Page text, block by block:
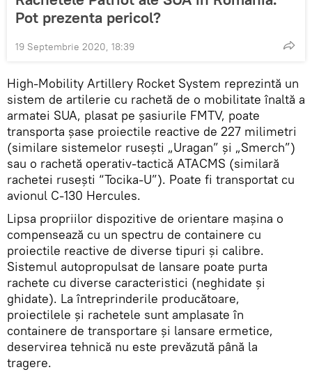
Pot prezenta pericol?
19 Septembrie 2020, 18:39
High-Mobility Artillery Rocket System reprezintă un
sistem de artilerie cu rachetă de o mobilitate înaltă a
armatei SUA, plasat pe șasiurile FMTV, poate
transporta șase proiectile reactive de 227 milimetri
(similare sistemelor rusești „Uragan” și „Smerch”)
sau o rachetă operativ-tactică ATACMS (similară
rachetei rusești “Tocika-U”). Poate fi transportat cu
avionul C-130 Hercules.
Lipsa propriilor dispozitive de orientare mașina o
compensează cu un spectru de containere cu
proiectile reactive de diverse tipuri și calibre.
Sistemul autopropulsat de lansare poate purta
rachete cu diverse caracteristici (neghidate și
ghidate). La întreprinderile producătoare,
proiectilele și rachetele sunt amplasate în
containere de transportare și lansare ermetice,
deservirea tehnică nu este prevăzută până la
tragere.